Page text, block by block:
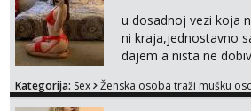
u dosadnoj vezi koja
ni kraja,jednostavno
dajem a nista ne
trazim puno samo
Kategorija: Sex Ženska osoba traži mušku